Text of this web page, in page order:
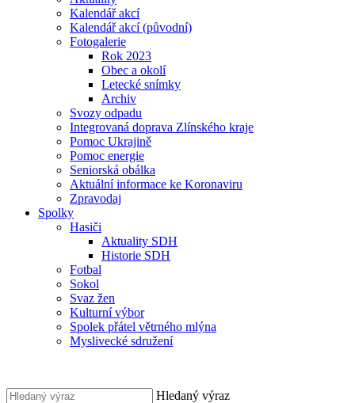
Kalendář akcí
Kalendář akcí (původní)
Fotogalerie
Rok 2023
Obec a okolí
Letecké snímky
Archiv
Svozy odpadu
Integrovaná doprava Zlínského kraje
Pomoc Ukrajině
Pomoc energie
Seniorská obálka
Aktuální informace ke Koronaviru
Zpravodaj
Spolky
Hasiči
Aktuality SDH
Historie SDH
Fotbal
Sokol
Svaz žen
Kulturní výbor
Spolek přátel větrného mlýna
Myslivecké sdružení
Hledaný výraz